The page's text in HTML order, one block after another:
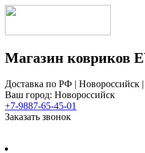
Магазин ковриков
Доставка по РФ |
Ваш город: Новороссийск
+7-9887-65-45-01
Заказать звонок